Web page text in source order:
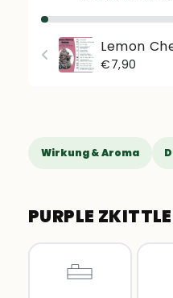
Regulärer
€7,90
Wirkung & Aroma
PURPLE